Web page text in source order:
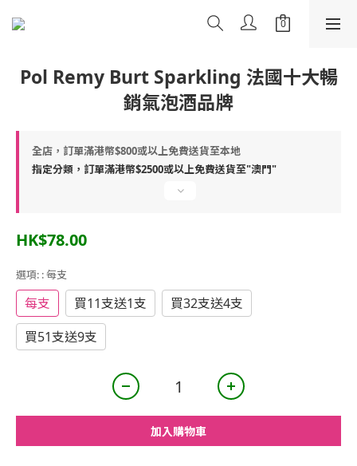
Pol Remy Burt Sparkling 法國十大暢
銷氣泡酒品牌
全店，訂單滿港幣$800或以上免費送貨至本地
指定分類，訂單滿港幣$2500或以上免費送貨至"澳門"
HK$78.00
選項: : 每支
每支 買11支送1支
買32支送4支
買51支送9支
加入購物車